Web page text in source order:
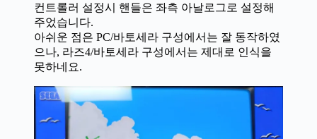
컨트롤러 설정시 핸들은 좌측 아날로그로 설정해
주었습니다.
아쉬운 점은 PC/바토세라 구성에서는 잘 동작하였
으나, 라즈4/바토세라 구성에서는 제대로 인식을
못하네요.